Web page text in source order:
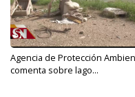
Agencia de Protección
comenta sobre lago...